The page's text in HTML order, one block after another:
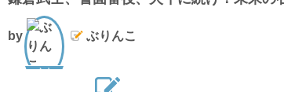
by
文士
ぶりんこ